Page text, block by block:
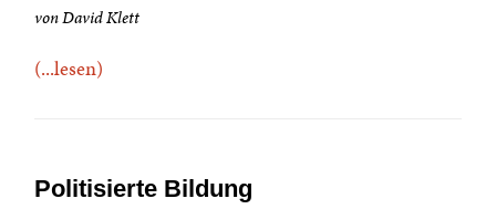
von David Klett
(...lesen)
Politisierte Bildung